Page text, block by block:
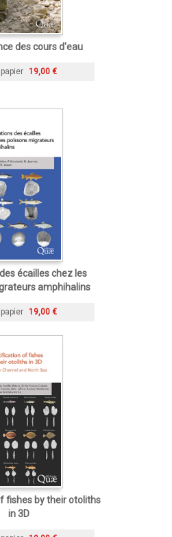
des cours d'eau
19,00 €
écailles chez les
amphihalins
19,00 €
fishes by their otoliths
in 3D